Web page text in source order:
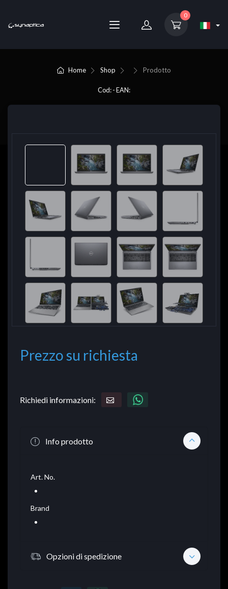
0
Home Shop Prodotto
Cod: - EAN:
Prezzo su richiesta
Richiedi informazioni:
Info prodotto
Art. No.
Brand
Opzioni di spedizione